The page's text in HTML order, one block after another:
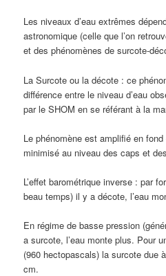
Les niveaux d’eau extrêmes
astronomique (celle que l’on
et des phénomènes de surcote-
La Surcote ou la décote : ce
différence entre le niveau d’eau
par le SHOM en se référant à la
Le phénomène est amplifié en fond
minimisé au niveau des caps et
L’effet barométrique inverse : par
beau temps) il y a décote, l’eau
En régime de basse pression
a surcote, l’eau monte plus. Pour
(960 hectopascals) la surcote due
cm.